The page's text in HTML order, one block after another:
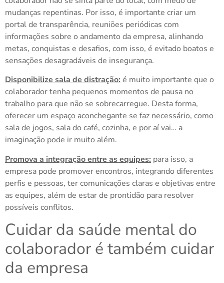
mudanças repentinas. Por isso, é importante criar um
portal de transparência, reuniões periódicas com
informações sobre o andamento da empresa, alinhando
metas, conquistas e desafios, com isso, é evitado boatos e
sensações desagradáveis de insegurança.
Disponibilize sala de distração: é muito importante que o
colaborador tenha pequenos momentos de pausa no
trabalho para que não se sobrecarregue. Desta forma,
oferecer um espaço aconchegante se faz necessário, como
sala de jogos, sala do café, cozinha, e por aí vai… a
imaginação pode ir muito além.
Promova a integração entre as equipes: para isso, a
empresa pode promover encontros, integrando diferentes
perfis e pessoas, ter comunicações claras e objetivas entre
as equipes, além de estar de prontidão para resolver
possíveis conflitos.
Cuidar da saúde mental do
colaborador é também cuidar
da empresa